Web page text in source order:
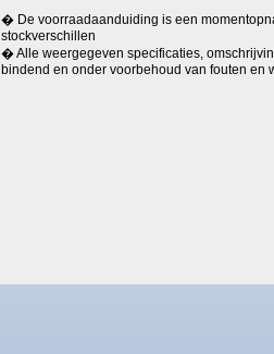
� De voorraadaanduiding is een
stockverschillen
� Alle weergegeven specificaties,
bindend en onder voorbehoud van fouten en